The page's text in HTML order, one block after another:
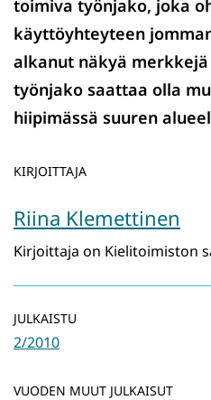
toimiva työnjako, joka
käyttöyhteyteen
alkanut näkyä
työnjako saattaa olla
hiipimässä suuren
KIRJOITTAJA
Riina Klemettinen
Kirjoittaja on Kielitoimiston
JULKAISTU
2/2010
VUODEN MUUT JULKAISUT